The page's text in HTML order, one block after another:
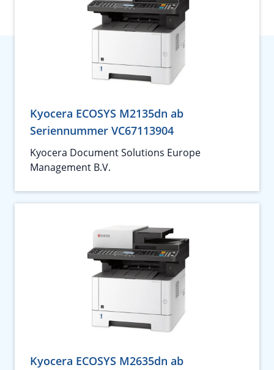
Kyocera ECOSYS M2135dn ab
Seriennummer VC67113904
Kyocera Document Solutions Europe
Management B.V.
Kyocera ECOSYS M2635dn ab